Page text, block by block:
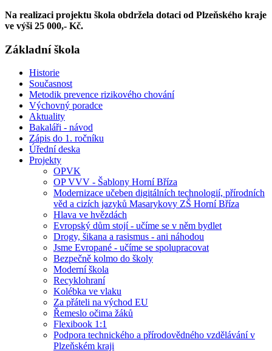
Na realizaci projektu škola obdržela dotaci od Plzeňského kraje
ve výši 25 000,- Kč.
Základní škola
Historie
Současnost
Metodik prevence rizikového chování
Výchovný poradce
Aktuality
Bakaláři - návod
Zápis do 1. ročníku
Úřední deska
Projekty
OPVK
OP VVV - Šablony Horní Bříza
Modernizace učeben digitálních technologií, přírodních
věd a cizích jazyků Masarykovy ZŠ Horní Bříza
Hlava ve hvězdách
Evropský dům stojí - učíme se v něm bydlet
Drogy, šikana a rasismus - ani náhodou
Jsme Evropané - učíme se spolupracovat
Bezpečně kolmo do školy
Moderní škola
Recyklohraní
Kolébka ve vlaku
Za přáteli na východ EU
Řemeslo očima žáků
Flexibook 1:1
Podpora technického a přírodovědného vzdělávání v
Plzeňském kraji